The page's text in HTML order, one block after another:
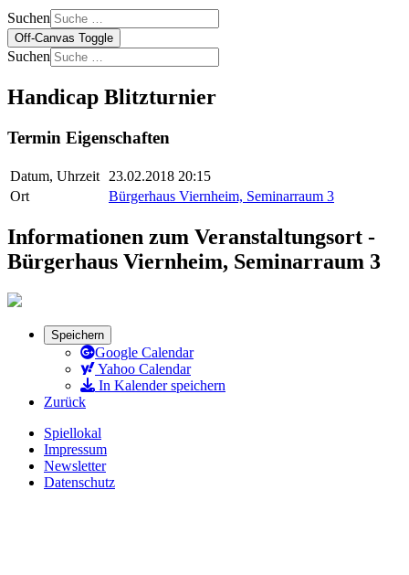
Suchen
Off-Canvas Toggle
Suchen
Handicap Blitzturnier
Termin Eigenschaften
Datum, Uhrzeit
23.02.2018 20:15
Ort
Bürgerhaus Viernheim, Seminarraum 3
Informationen zum Veranstaltungsort -
Bürgerhaus Viernheim, Seminarraum 3
Speichern
Google Calendar
Yahoo Calendar
In Kalender speichern
Zurück
Spiellokal
Impressum
Newsletter
Datenschutz